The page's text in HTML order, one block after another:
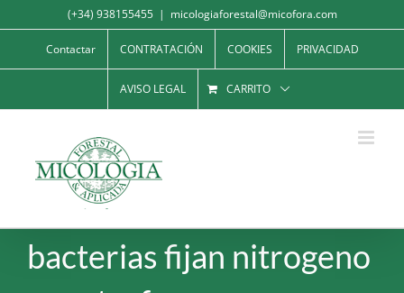
al
contenido
(+34) 938155455 | micologiaforestal@micofora.com
Contactar CONTRATACIÓN COOKIES PRIVACIDAD
AVISO LEGAL CARRITO
bacterias fijan nitrogeno